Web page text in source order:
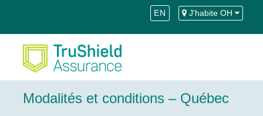
Content
la
navigation
EN J'habite OH
Modalités et conditions – Québec